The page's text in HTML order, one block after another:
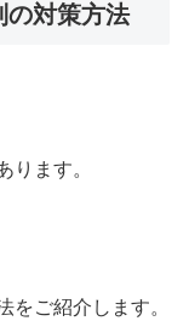
の対策方法
ります。
をご紹介します。